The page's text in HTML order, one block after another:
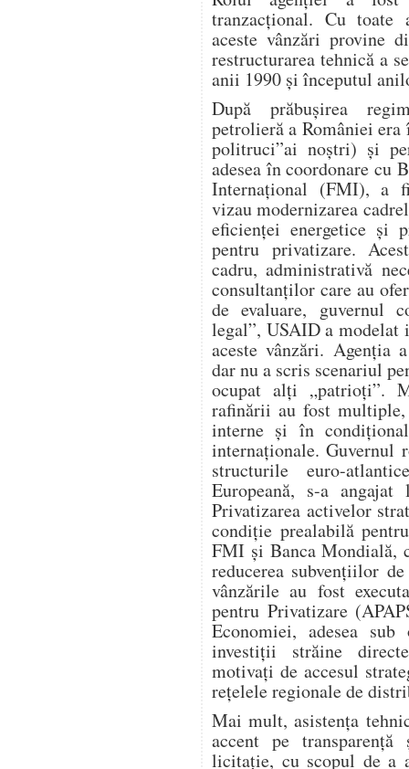
tranzacțional. Cu toate
aceste vânzări provine
restructurarea tehnică a
anii 1990 și începutul
După prăbușirea
petrolieră a României era
politruci”ai noștri) și
adesea în coordonare cu
Internațional (FMI), a
vizau modernizarea
eficienței energetice și
pentru privatizare.
cadru, administrativă
consultanților care au
de evaluare, guvernul
legal”, USAID a
aceste vânzări. Agenția
dar nu a scris scenariul
ocupat alți „patrioți”.
rafinării au fost
interne și în
internaționale. Guvernul
structurile euro-
Europeană, s-a
Privatizarea activelor
condiție prealabilă
FMI și Banca Mondială,
reducerea subvențiilor
vânzările au fost
pentru Privatizare
Economiei, adesea
investiții străine
motivați de accesul
rețelele regionale de
Mai mult, asistența
accent pe
licitație, cu scopul de a